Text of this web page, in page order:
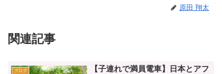
原田 翔太
関連記事
ブログ
【子連れで満員電車】日本とアフ